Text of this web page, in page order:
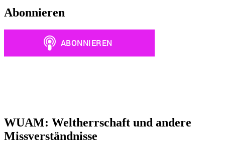
Abonnieren
WUAM: Weltherrschaft und andere
Missverständnisse